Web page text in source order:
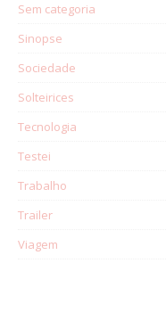
Sem categoria
Sinopse
Sociedade
Solteirices
Tecnologia
Testei
Trabalho
Trailer
Viagem